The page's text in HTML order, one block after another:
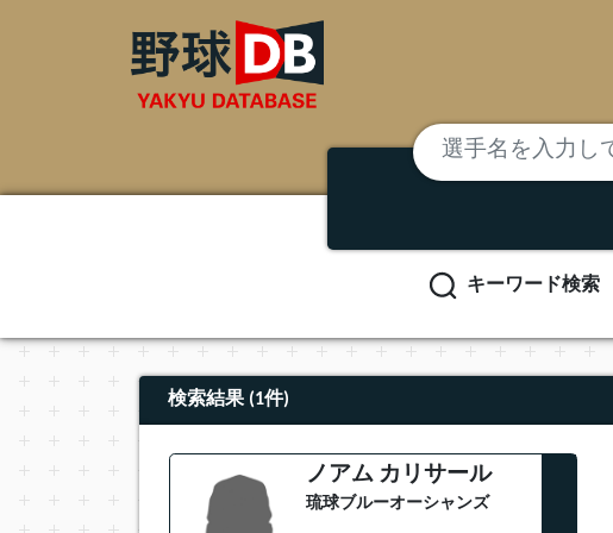
キーワード検索
検索結果 (1件)
ノアム カリサール
琉球ブルーオーシャンズ